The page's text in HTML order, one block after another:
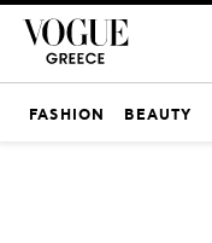
FASHION BEAUTY